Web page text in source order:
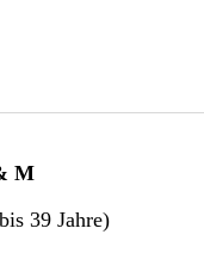
M
39 Jahre)